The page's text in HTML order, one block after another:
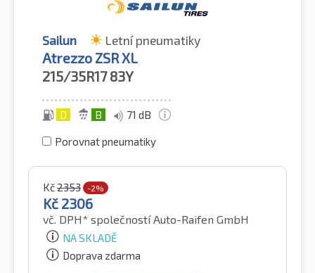
Sailun Letní pneumatiky
Atrezzo ZSR XL
215/35R17 83Y
D B 71 dB
Porovnat pneumatiky
Kč2353 -2%
Kč 2306
vč. DPH* společností Auto-Raifen GmbH
NA SKLADĚ
Doprava zdarma